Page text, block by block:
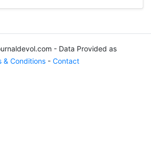
- Data Provided as
& Conditions - Contact